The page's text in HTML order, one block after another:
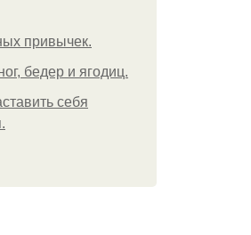
привычек.
бедер и ягодиц.
себя